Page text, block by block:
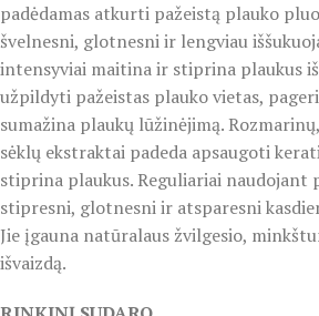
padėdamas atkurti pažeistą plauko
švelnesni, glotnesni ir lengviau
intensyviai maitina ir stiprina plaukus iš
užpildyti pažeistas plauko vietas,
sumažina plaukų lūžinėjimą.
sėklų ekstraktai padeda apsaugoti
stiprina plaukus. Reguliariai naudojant
stipresni, glotnesni ir atsparesni
Jie įgauna natūralaus žvilgesio,
išvaizdą.